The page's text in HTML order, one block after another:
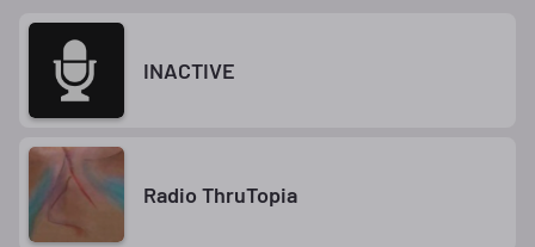
INACTIVE
Radio ThruTopia